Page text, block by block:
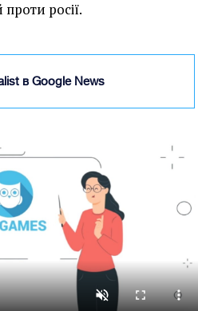
росії.
в Google News